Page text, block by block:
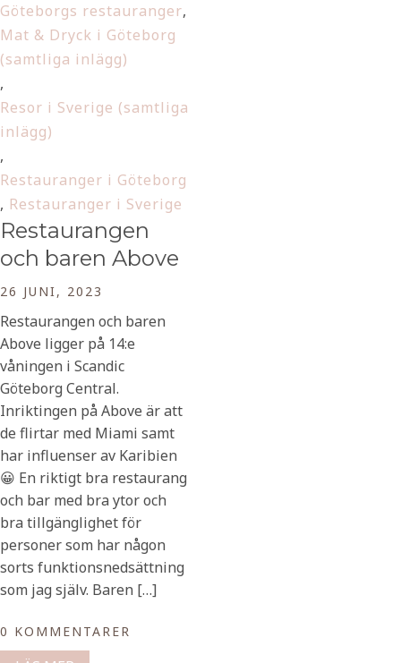
Göteborgs restauranger,
Mat & Dryck i Göteborg
(samtliga inlägg)
,
Resor i Sverige (samtliga
inlägg)
,
Restauranger i Göteborg
, Restauranger i Sverige
Restaurangen
och baren Above
26 JUNI, 2023
Restaurangen och baren
Above ligger på 14:e
våningen i Scandic
Göteborg Central.
Inriktingen på Above är att
de flirtar med Miami samt
har influenser av Karibien
😀 En riktigt bra restaurang
och bar med bra ytor och
bra tillgänglighet för
personer som har någon
sorts funktionsnedsättning
som jag själv. Baren […]
0 KOMMENTARER